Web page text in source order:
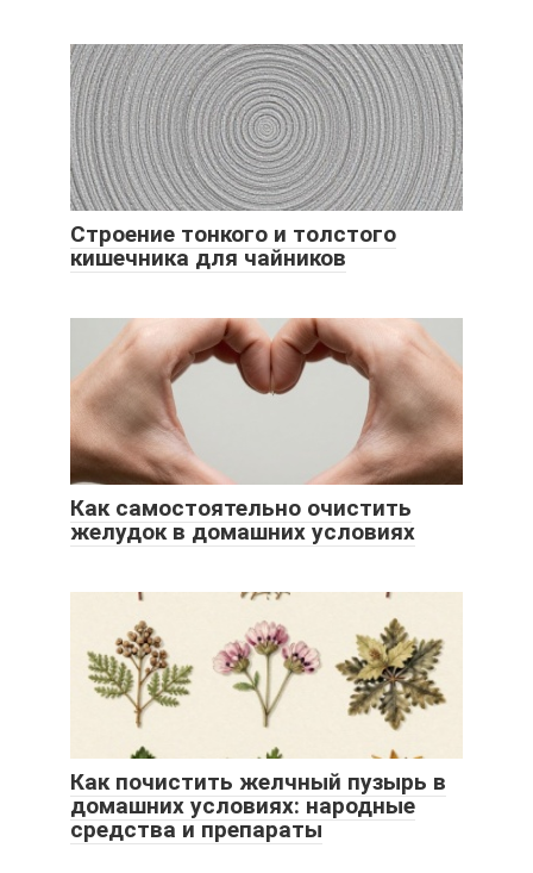
Строение тонкого и толстого
кишечника для чайников
Как самостоятельно очистить
желудок в домашних условиях
Как почистить желчный пузырь в
домашних условиях: народные
средства и препараты